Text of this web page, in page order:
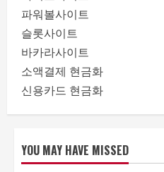
파워볼사이트
슬롯사이트
바카라사이트
소액결제 현금화
신용카드 현금화
YOU MAY HAVE MISSED